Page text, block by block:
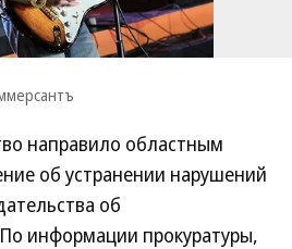
направило областным
об устранении нарушений
об
По информации прокуратуры,